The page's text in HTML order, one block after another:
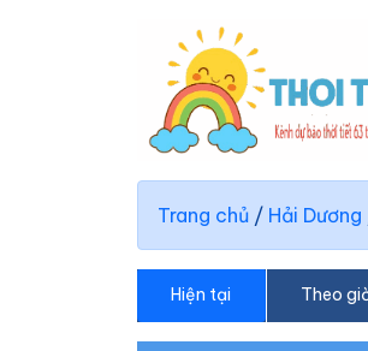
Trang chủ / Hải Dương
Hiện tại Theo